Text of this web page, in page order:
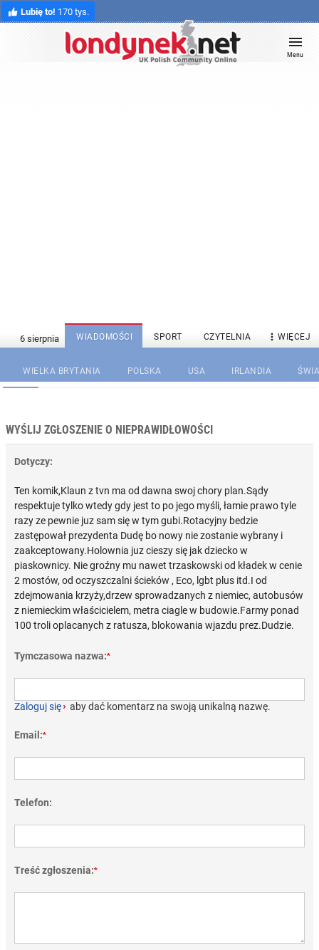
Lubię to! 170 tys.
Menu
WIADOMOŚCI SPORT CZYTELNIA  WIĘCEJ
WIELKA BRYTANIA POLSKA USA IRLANDIA
WYŚLIJ ZGŁOSZENIE O NIEPRAWIDŁOWOŚCI
Dotyczy:
Ten komik,Klaun z tvn ma od dawna swoj chory plan.Sądy
respektuje tylko wtedy gdy jest to po jego myśli, łamie prawo tyle
razy ze pewnie juz sam się w tym gubi.Rotacyjny bedzie
zastępował prezydenta Dudę bo nowy nie zostanie wybrany i
zaakceptowany.Holownia juz cieszy się jak dziecko w
piaskownicy. Nie groźny mu nawet trzaskowski od kładek w cenie
2 mostów, od oczyszczalni ścieków , Eco, lgbt plus itd.I od
zdejmowania krzyży,drzew sprowadzanych z niemiec, autobusów
z niemieckim właścicielem, metra ciagle w budowie.Farmy ponad
100 troli oplacanych z ratusza, blokowania wjazdu prez.Dudzie.
Tymczasowa nazwa:*
Zaloguj się› aby dać komentarz na swoją unikalną nazwę.
Email:*
Telefon:
Treść zgłoszenia:*